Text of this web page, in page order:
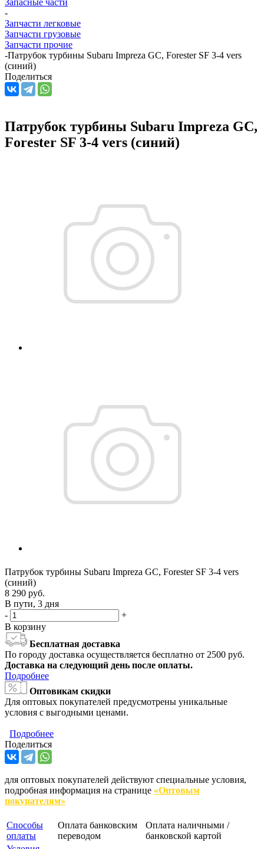
-
Запчасти легковые
Запчасти грузовые
Запчасти прочие
-Патрубок турбины Subaru Impreza GC, Forester SF 3-4 vers
(синий)
Поделиться
Патрубок турбины Subaru Impreza GC,
Forester SF 3-4 vers (синий)
Патрубок турбины Subaru Impreza GC, Forester SF 3-4 vers
(синий)
8 290 руб.
В пути, 3 дня
-
+
В корзину
Бесплатная доставка
По городу доставка осуществляется бесплатно от 2500 руб.
Доставка на следующий день после оплаты.
Подробнее
Оптовикам скидки
Для оптовых покупателей предусмотрены уникальные
условия с выгодными ценами.
Подробнее
Поделиться
для оптовых покупателей действуют специальные условия,
подробная информация на странице «Оптовым
покупателям»
Способы
оплаты
Оплата банковским
переводом
Оплата наличными /
банковской картой